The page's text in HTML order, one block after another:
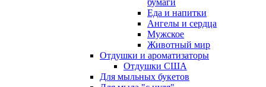
бумаги
Еда и напитки
Ангелы и сердца
Мужское
Животный мир
Отдушки и ароматизаторы
Отдушки США
Для мыльных букетов